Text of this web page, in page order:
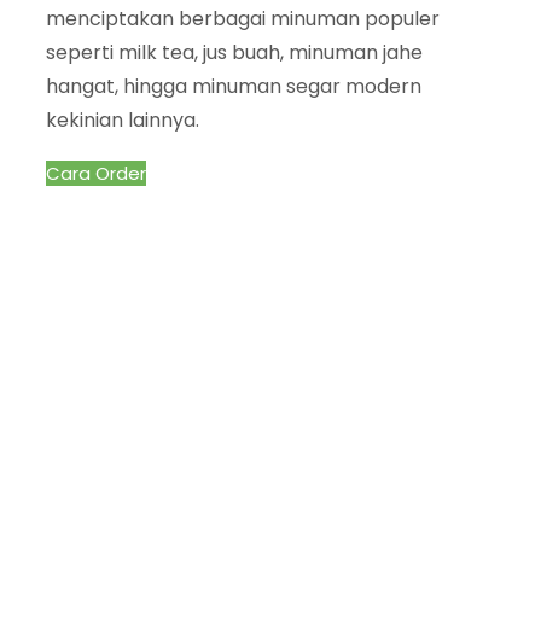
menciptakan berbagai minuman populer
seperti milk tea, jus buah, minuman jahe
hangat, hingga minuman segar modern
kekinian lainnya.
Cara Order